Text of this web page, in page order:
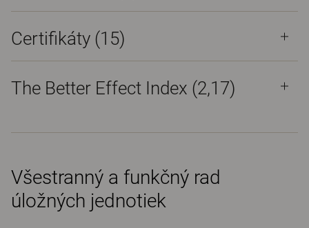
Certifikáty (15)
The Better Effect Index (2,17)
Všestranný a funkčný rad
úložných jednotiek